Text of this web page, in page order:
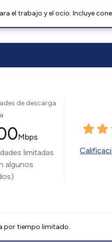
el trabajo y el ocio. Incluye
de descarga
Mbps
limitadas
algunos
por tiempo limitado.